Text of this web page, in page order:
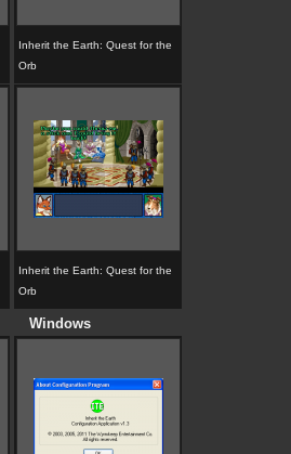
Inherit the Earth: Quest for the
Orb
Inherit the Earth: Quest for the
Orb
Windows